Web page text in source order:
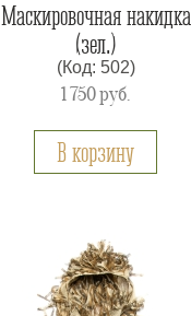
Маскировочная накидка
(зел.)
(Код: 502)
1 750руб.
В корзину